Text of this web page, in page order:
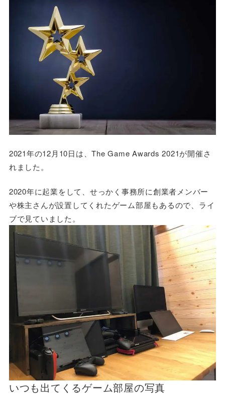
2021年の12月10日は、The Game Awards 2021が開催さ
れました。
2020年に起業をして、せっかく事務所に創業者メンバー
や株主さんが設置してくれたゲーム部屋もあるので、ライ
ブで見ていました。
いつも出てくるゲーム部屋の写真